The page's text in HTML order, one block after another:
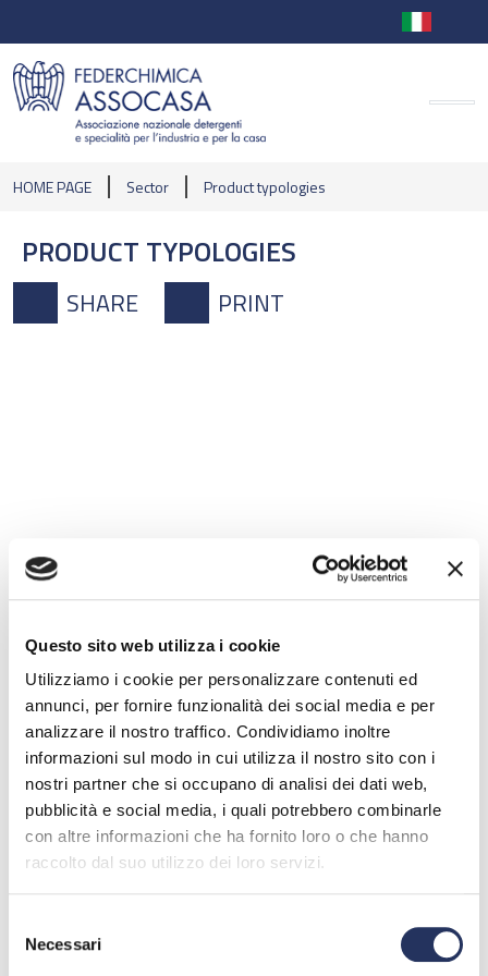
Questo sito web utilizza i cookie
Utilizziamo i cookie per personalizzare contenuti ed
annunci, per fornire funzionalità dei social media e per
analizzare il nostro traffico. Condividiamo inoltre
informazioni sul modo in cui utilizza il nostro sito con i
nostri partner che si occupano di analisi dei dati web,
pubblicità e social media, i quali potrebbero combinarle
con altre informazioni che ha fornito loro o che hanno
raccolto dal suo utilizzo dei loro servizi.
delNecessari
HOME PAGE Sector Product typologies
PRODUCT TYPOLOGIES
SHARE PRINT